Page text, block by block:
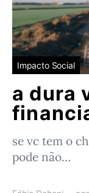
Impacto Social
a dura
se vc tem o
pode não…